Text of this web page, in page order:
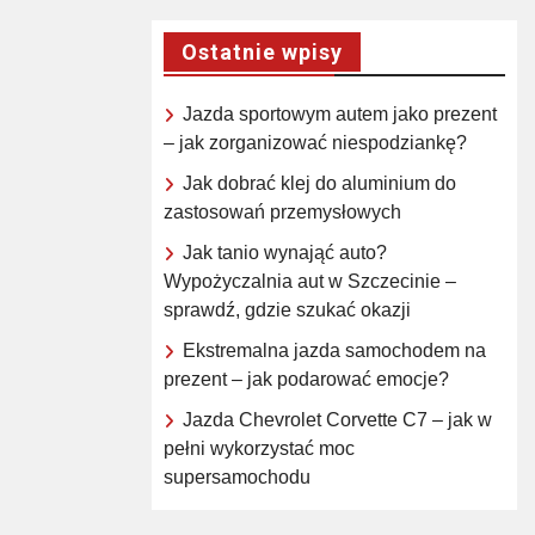
Ostatnie wpisy
Jazda sportowym autem jako prezent
– jak zorganizować niespodziankę?
Jak dobrać klej do aluminium do
zastosowań przemysłowych
Jak tanio wynająć auto?
Wypożyczalnia aut w Szczecinie –
sprawdź, gdzie szukać okazji
Ekstremalna jazda samochodem na
prezent – jak podarować emocje?
Jazda Chevrolet Corvette C7 – jak w
pełni wykorzystać moc
supersamochodu